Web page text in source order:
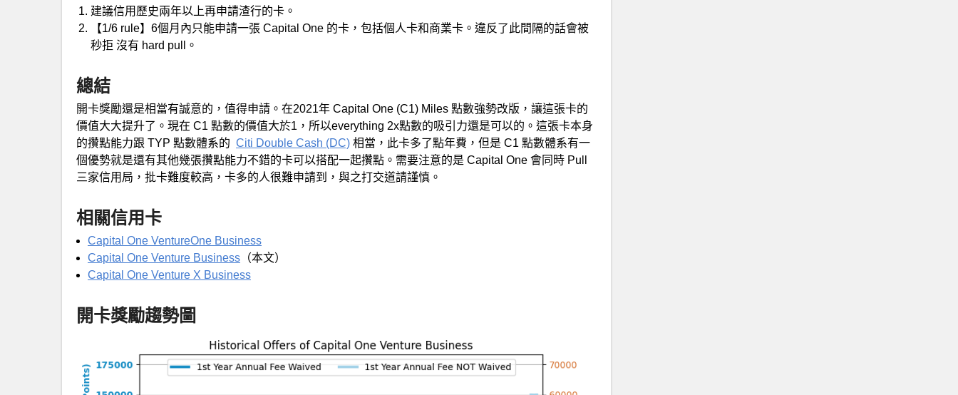
建議信用歷史兩年以上再申請渣行的卡。
【1/6 rule】6個月內只能申請一張 Capital One 的卡，包括個人卡和商業卡。違反了此間隔的話會被
秒拒 沒有 hard pull。
總結
開卡獎勵還是相當有誠意的，值得申請。在2021年 Capital One (C1) Miles 點數強勢改版，讓這張卡的
價值大大提升了。現在 C1 點數的價值大於1，所以everything 2x點數的吸引力還是可以的。這張卡本身
的攢點能力跟 TYP 點數體系的 Citi Double Cash (DC) 相當，此卡多了點年費，但是 C1 點數體系有一
個優勢就是還有其他幾張攢點能力不錯的卡可以搭配一起攢點。需要注意的是 Capital One 會同時 Pull
三家信用局，批卡難度較高，卡多的人很難申請到，與之打交道請謹慎。
相關信用卡
Capital One VentureOne Business
Capital One Venture Business （本文）
Capital One Venture X Business
開卡獎勵趨勢圖